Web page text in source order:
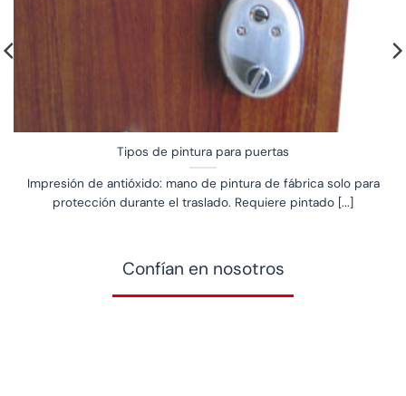
Tipos de pintura para puertas
Impresión de antióxido: mano de pintura de fábrica solo para
protección durante el traslado. Requiere pintado [...]
Confían en nosotros